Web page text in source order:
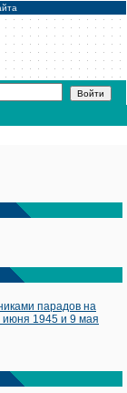
парадов на
1945 и 9 мая